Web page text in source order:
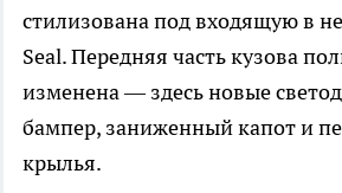
стилизована под входящую в
Seal. Передняя часть кузова
изменена — здесь новые
бампер, заниженный капот и
крылья.